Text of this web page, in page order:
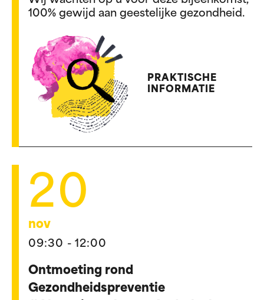
100% gewijd aan geestelijke gezondheid.
PRAKTISCHE
INFORMATIE
20
nov
09:30 - 12:00
Ontmoeting rond
Gezondheidspreventie